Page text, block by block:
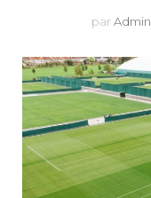
par Admin